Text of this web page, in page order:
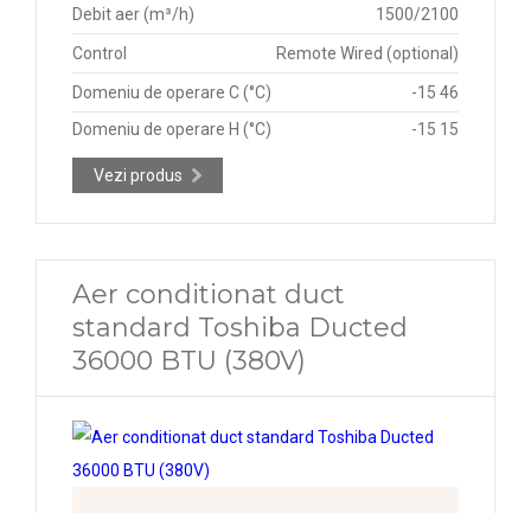
Debit aer (m³/h) 1500/2100
Control Remote Wired (optional)
Domeniu de operare C (°C)
-15 46
Domeniu de operare H (°C)
-15 15
Vezi produs
Aer conditionat duct
standard Toshiba Ducted
36000 BTU (380V)